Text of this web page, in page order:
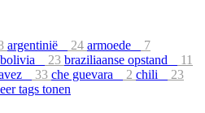
argentinië 24 armoede
7
bolivia 23 braziliaanse opstand
11
33 che guevara 2 chili
23
tags tonen